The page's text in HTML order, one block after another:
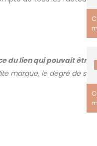
du lien qui pouvait être
marque, le degré de